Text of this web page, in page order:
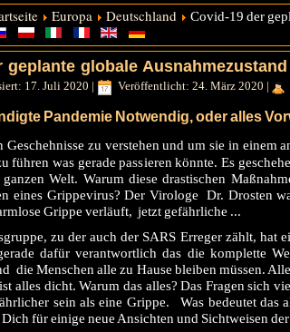
Europa Deutschland Covid-19 der
geplante globale
17. Juli 2020 | Veröffentlicht: 24. März 2020 |
Pandemie Notwendig, oder alles
Geschehnisse zu verstehen und um sie in einem
führen was gerade passieren könnte. Es
Welt. Warum diese drastischen
eines Grippevirus? Der Virologe Dr. Drosten
Grippe verläuft, jetzt gefährliche ...
zu der auch der SARS Erreger zählt, hat
dafür verantwortlich das die komplette
die Menschen alle zu Hause bleiben müssen.
alles dicht. Warum das alles? Das Fragen sich
sein als eine Grippe. Was bedeutet das
für einige neue Ansichten und Sichtweisen